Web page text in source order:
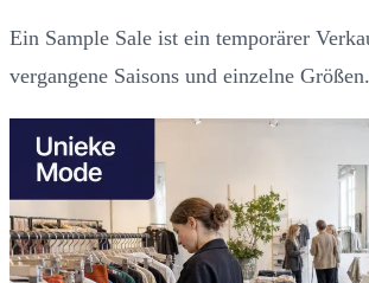
Ein Sample Sale ist ein temporärer
vergangene Saisons und einzelne Größen.